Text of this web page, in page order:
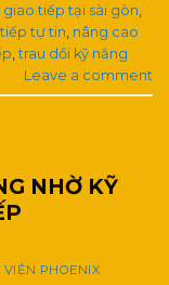
giao tiếp tại sài gòn
tự tin nâng cao
,trau dồi kỹ năng
Leave a comment
NHỜ KỸ
VIỆN PHOENIX